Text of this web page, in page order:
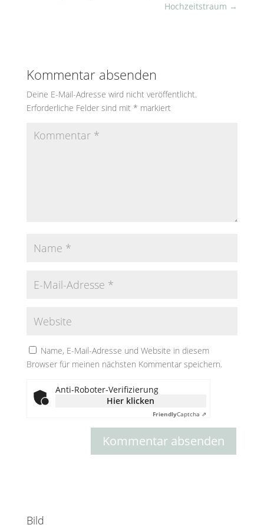
Hochzeitstraum →
Kommentar absenden
Deine E-Mail-Adresse wird nicht veröffentlicht.
Erforderliche Felder sind mit * markiert
Name, E-Mail-Adresse und Website in diesem
Browser für meinen nächsten Kommentar speichern.
Anti-Roboter-Verifizierung
Hier klicken
FriendlyCaptcha ⇗
Bild